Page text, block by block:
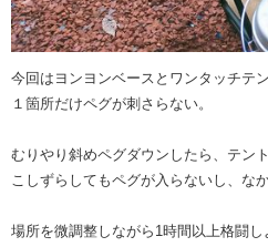
今回はヨンヨンベースとワンタッチテ
１箇所だけペグが刺さらない。
むりやり斜めペグダウンしたら、テン
こしずらしてもペグが入らないし、な
場所を微調整しながら1時間以上格闘し